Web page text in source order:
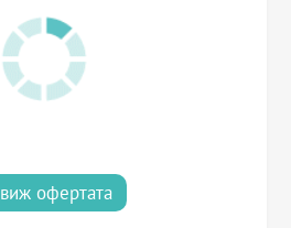
виж офертата